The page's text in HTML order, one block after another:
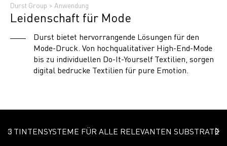
Durst Group > Anwendung
Leidenschaft für Mode
Durst bietet hervorrangende Lösungen für den
Mode-Druck. Von hochqualitativer High-End-Mode
bis zu individuellen Do-It-Yourself Textilien, sorgen
digital bedrucke Textilien für pure Emotion.
3 TINTENSYSTEME FÜR ALLE RELEVANTEN SUBSTRATE